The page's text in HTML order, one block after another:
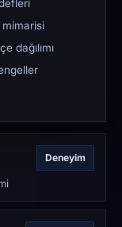
dağılımı
Deneyim